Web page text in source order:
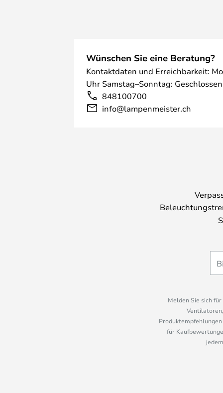
Wünschen Sie eine Beratung?
Kontaktdaten und Erreichbarkeit:
Uhr Samstag–Sonntag: Geschlossen
848100700
info@lampenmeister.ch
Melden Sie sich
für